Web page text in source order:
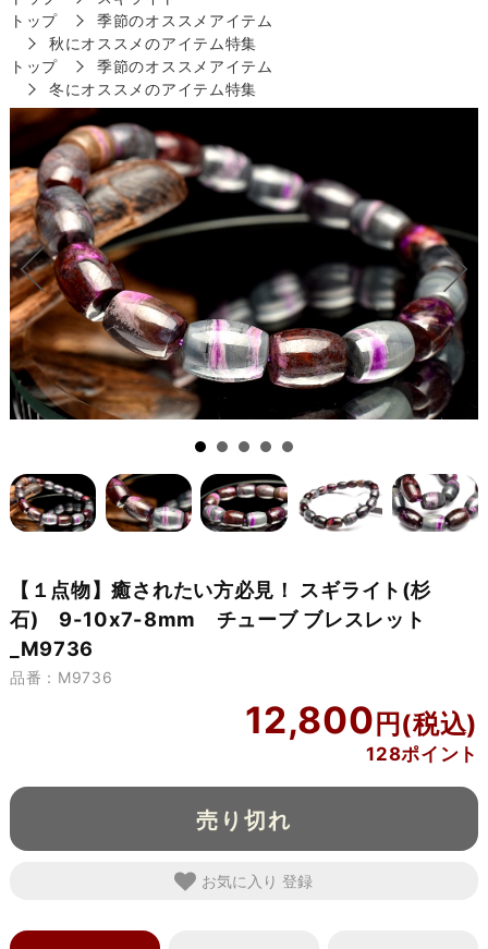
トップ
季節のオススメアイテム
秋にオススメのアイテム特集
トップ
季節のオススメアイテム
冬にオススメのアイテム特集
【１点物】癒されたい方必見！ スギライト(杉
石) 9-10x7-8mm チューブ ブレスレット
_M9736
品番：M9736
12,800
128ポイント
売り切れ
お気に入り